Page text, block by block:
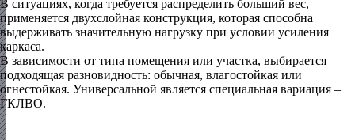
В ситуациях, когда требуется распределить больший вес,
применяется двухслойная конструкция, которая способна
выдерживать значительную нагрузку при условии усиления
каркаса.
В зависимости от типа помещения или участка, выбирается
подходящая разновидность: обычная, влагостойкая или
огнестойкая. Универсальной является специальная вариация –
ГКЛВО.